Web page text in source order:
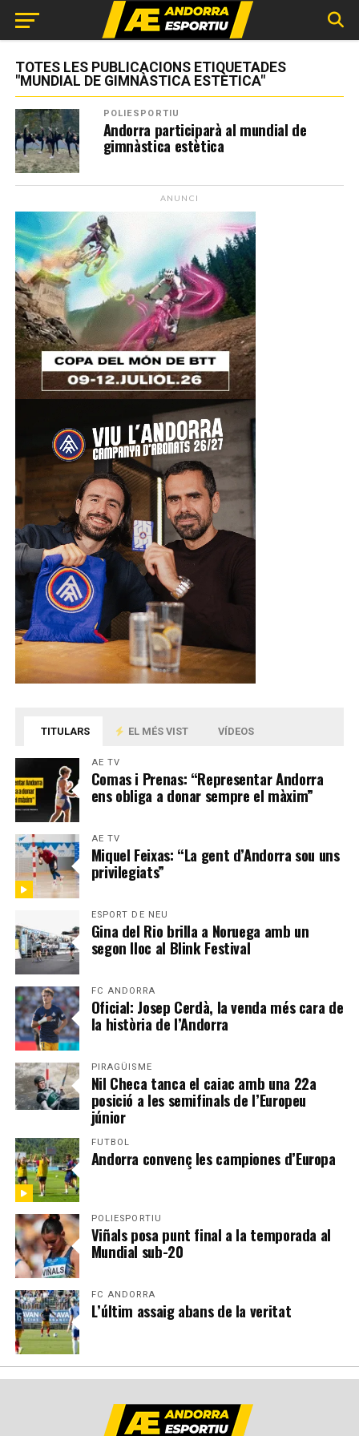
TOTES LES PUBLICACIONS ETIQUETADES
"MUNDIAL DE GIMNÀSTICA ESTÈTICA"
POLIESPORTIU
Andorra participarà al mundial de
gimnàstica estètica
ANUNCI
TITULARS EL MÉS VIST VÍDEOS
AE TV
Comas i Prenas: “Representar Andorra
ens obliga a donar sempre el màxim”
AE TV
Miquel Feixas: “La gent d’Andorra sou uns
privilegiats”
ESPORT DE NEU
Gina del Rio brilla a Noruega amb un
segon lloc al Blink Festival
FC ANDORRA
Oficial: Josep Cerdà, la venda més cara de
la història de l’Andorra
PIRAGÜISME
Nil Checa tanca el caiac amb una 22a
posició a les semifinals de l’Europeu
júnior
FUTBOL
Andorra convenç les campiones d’Europa
POLIESPORTIU
Viñals posa punt final a la temporada al
Mundial sub-20
FC ANDORRA
L’últim assaig abans de la veritat